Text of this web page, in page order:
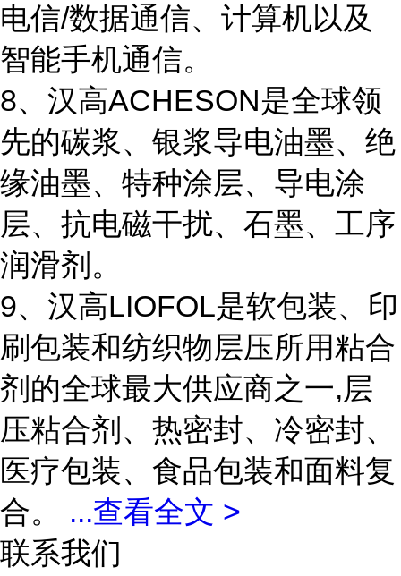
电信/数据通信、计算机以及
智能手机通信。
8、汉高ACHESON是全球领
先的碳浆、银浆导电油墨、绝
缘油墨、特种涂层、导电涂
层、抗电磁干扰、石墨、工序
润滑剂。
9、汉高LIOFOL是软包装、印
刷包装和纺织物层压所用粘合
剂的全球最大供应商之一,层
压粘合剂、热密封、冷密封、
医疗包装、食品包装和面料复
合。 ...查看全文 >
联系我们